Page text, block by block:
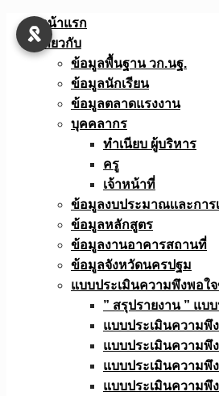
Skip
หน้าแรก
เกี่ยวกับ
ข้อมูลพื้นฐาน วก.นฐ.
ข้อมูลนักเรียน
ข้อมูลตลาดแรงงาน
บุคคลากร
ทำเนียบ ผู้บริหาร
ครู
เจ้าหน้าที่
ข้อมูลงบประมาณเเละการ
ข้อมูลหลักสูตร
ข้อมูลงานอาคารสถานที่
ข้อมูลจังหวัดนครปฐม
แบบประเมินความพึงพอใ
” สรุปรายงาน ” แบ
แบบประเมินความพึ
แบบประเมินความพึ
แบบประเมินความพึ
แบบประเมินความพึ